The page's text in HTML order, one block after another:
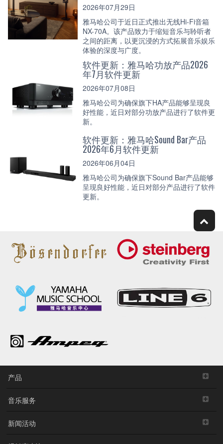
2026年07月29日
雅马哈公司于近日正式推出无线Hi-Fi音箱
NX-70A。该产品致力于缩短音乐与聆听者
之间的距离，以更沉浸的方式拓展音乐娱乐
体验的深度与广度。
软件更新：雅马哈功放产品2026
年7月软件更新
2026年07月08日
雅马哈公司为确保旗下HA产品能够呈现良
好性能，近日对部分功放产品进行了软件更
新。
软件更新：雅马哈Sound Bar产品
2026年6月软件更新
2026年06月04日
雅马哈公司为确保旗下Sound Bar产品能够
呈现良好性能，近日对部分产品进行了软件
更新。
产品
音乐服务
新闻活动